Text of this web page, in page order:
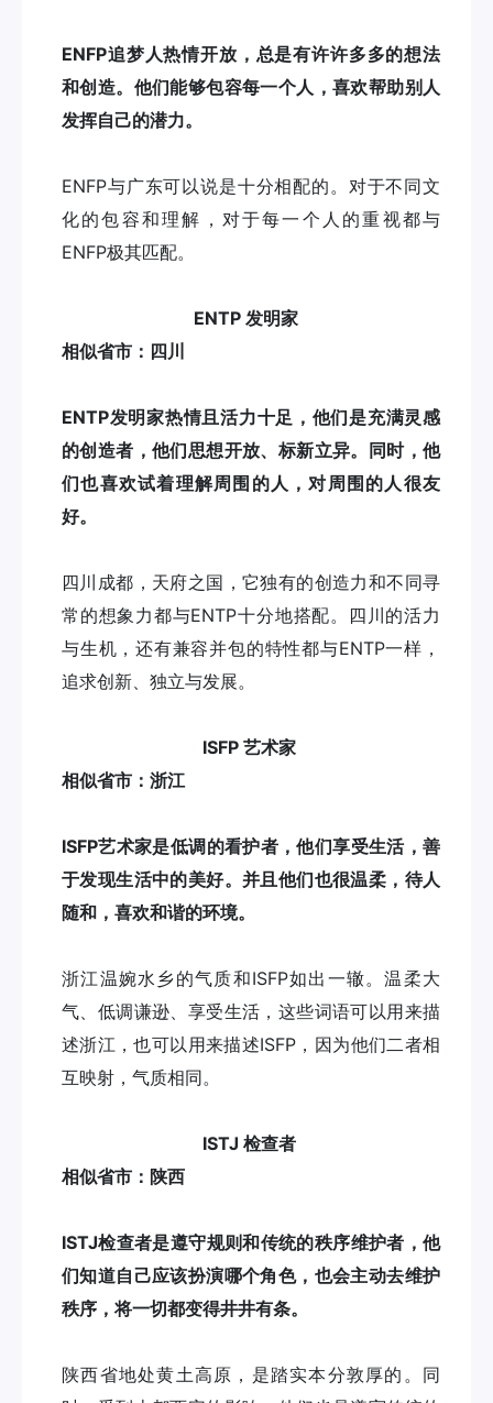
ENFP追梦人热情开放，总是有许许多多的想法
和创造。他们能够包容每一个人，喜欢帮助别人
发挥自己的潜力。
ENFP与广东可以说是十分相配的。对于不同文
化的包容和理解，对于每一个人的重视都与
ENFP极其匹配。
ENTP 发明家
相似省市：四川
ENTP发明家热情且活力十足，他们是充满灵感
的创造者，他们思想开放、标新立异。同时，他
们也喜欢试着理解周围的人，对周围的人很友
好。
四川成都，天府之国，它独有的创造力和不同寻
常的想象力都与ENTP十分地搭配。四川的活力
与生机，还有兼容并包的特性都与ENTP一样，
追求创新、独立与发展。
ISFP 艺术家
相似省市：浙江
ISFP艺术家是低调的看护者，他们享受生活，善
于发现生活中的美好。并且他们也很温柔，待人
随和，喜欢和谐的环境。
浙江温婉水乡的气质和ISFP如出一辙。温柔大
气、低调谦逊、享受生活，这些词语可以用来描
述浙江，也可以用来描述ISFP，因为他们二者相
互映射，气质相同。
ISTJ 检查者
相似省市：陕西
ISTJ检查者是遵守规则和传统的秩序维护者，他
们知道自己应该扮演哪个角色，也会主动去维护
秩序，将一切都变得井井有条。
陕西省地处黄土高原，是踏实本分敦厚的。同